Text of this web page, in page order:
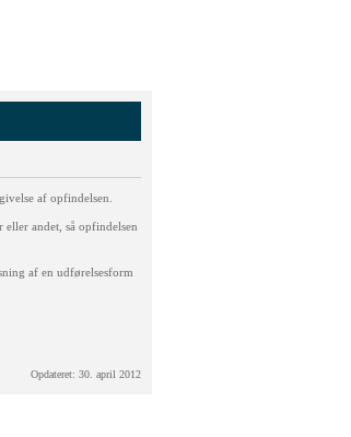
af opfindelsen.
andet, så opfindelsen
af en udførelsesform
Opdateret: 30. april 2012